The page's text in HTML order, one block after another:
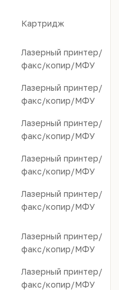
Картридж
Лазерный принтер/
факс/копир/МФУ
Лазерный принтер/
факс/копир/МФУ
Лазерный принтер/
факс/копир/МФУ
Лазерный принтер/
факс/копир/МФУ
Лазерный принтер/
факс/копир/МФУ
Лазерный принтер/
факс/копир/МФУ
Лазерный принтер/
факс/копир/МФУ